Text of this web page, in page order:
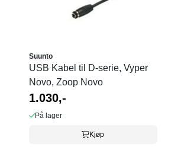
Suunto
USB Kabel til D-serie, Vyper
Novo, Zoop Novo
1.030,-
På lager
Kjøp